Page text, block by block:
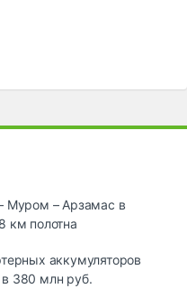
Муром – Арзамас в
км полотна
аккумуляторов
в 380 млн руб.